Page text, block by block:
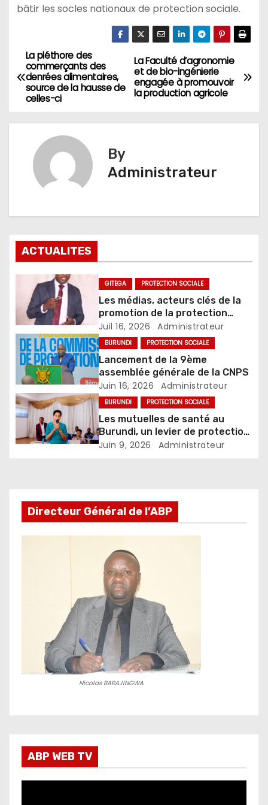
bâtir les socles nationaux de protection sociale.
Navigation
de
La Faculté d’agronomie
et de bio-ingénierie
engagée à promouvoir
la production agricole
La pléthore des
commerçants des
denrées alimentaires,
source de la hausse de
celles-ci
By
Administrateur
ACTUALITES
GITEGA PROTECTION SOCIALE
Les médias, acteurs clés de la
promotion de la protection
sociale au Burundi
Juil 16, 2026 Administrateur
BURUNDI PROTECTION SOCIALE
Lancement de la 9ème
assemblée générale de la CNPS
Juin 16, 2026 Administrateur
BURUNDI PROTECTION SOCIALE
Les mutuelles de santé au
Burundi, un levier de protection
sociale et de développement
Juin 9, 2026 Administrateur
Directeur Général de l’ABP
Nicolas BARAJINGWA
ABP WEB TV